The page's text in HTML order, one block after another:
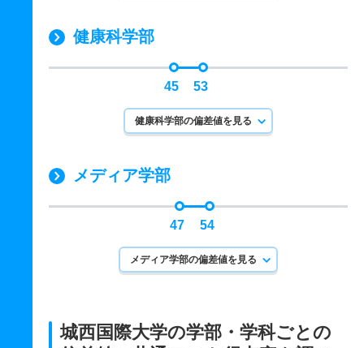
健康科学部
45 53
健康科学部の偏差値を見る
メディア学部
47 54
メディア学部の偏差値を見る
城西国際大学の学部・学科ごとの